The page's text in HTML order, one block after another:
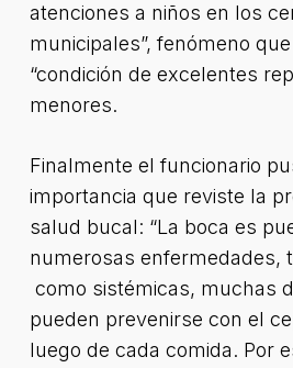
atenciones a niños en los
municipales”, fenómeno
“condición de excelentes
menores.
Finalmente el funcionario
importancia que reviste la
salud bucal: “La boca es
numerosas enfermedades,
como sistémicas, muchas
pueden prevenirse con el
luego de cada comida. Por